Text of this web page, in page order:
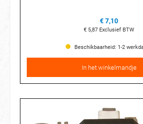
€ 7,10
€ 5,87 Exclusief BTW
Beschikbaarheid: 1-2
In het winkelmandje